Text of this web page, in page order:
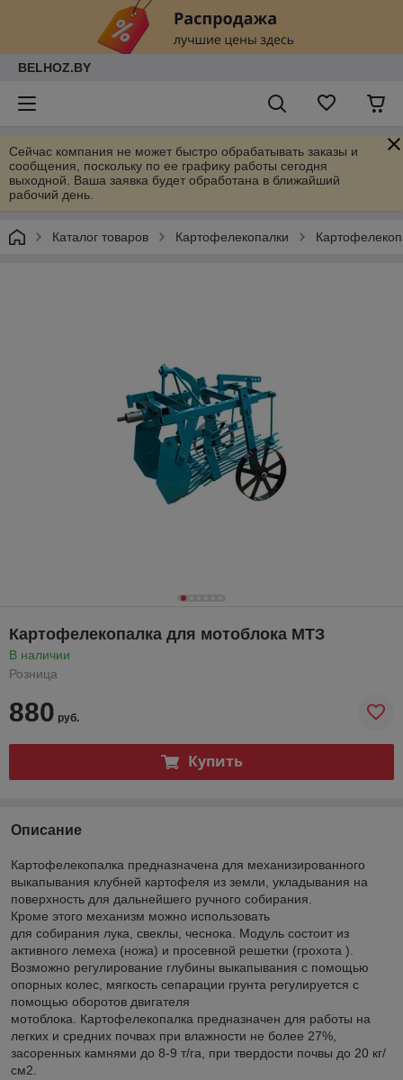
BELHOZ.BY
Сейчас компания не может быстро обрабатывать заказы и
сообщения, поскольку по ее графику работы сегодня
выходной. Ваша заявка будет обработана в ближайший
рабочий день.
Каталог товаров Картофелекопалки
Картофелекопалка для мотоблока МТЗ
В наличии
Розница
880 руб.
Купить
Описание
Картофелекопалка предназначена для механизированного
выкапывания клубней картофеля из земли, укладывания на
поверхность для дальнейшего ручного собирания.
Кроме этого механизм можно использовать
для собирания лука, свеклы, чеснока. Модуль состоит из
активного лемеха (ножа) и просевной решетки (грохота ).
Возможно регулирование глубины выкапывания с помощью
опорных колес, мягкость сепарации грунта регулируется с
помощью оборотов двигателя
мотоблока. Картофелекопалка предназначен для работы на
легких и средних почвах при влажности не более 27%,
засоренных камнями до 8-9 т/га, при твердости почвы до 20 кг/
см2.